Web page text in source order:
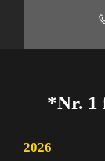
*Nr. 1
2026